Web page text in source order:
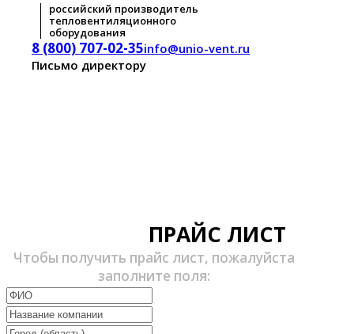
российский производитель
тепловентиляционного
оборудования
8 (800) 707-02-35info@unio-vent.ru
Письмо директору
ПРАЙС ЛИСТ
Чтобы получить прайс лист, пожалуйста
заполните поля: